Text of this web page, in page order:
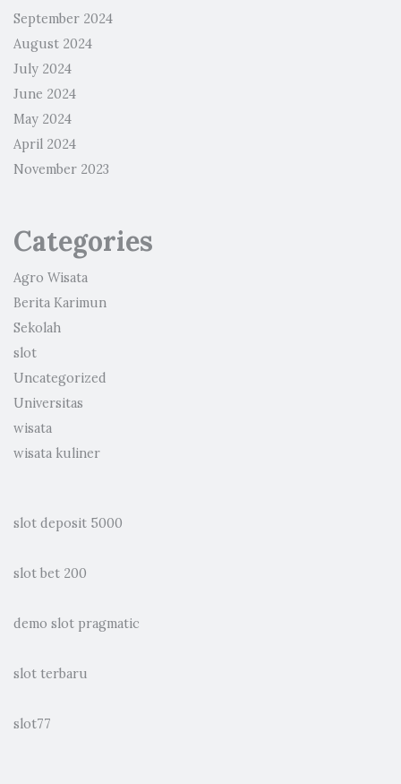
September 2024
August 2024
July 2024
June 2024
May 2024
April 2024
November 2023
Categories
Agro Wisata
Berita Karimun
Sekolah
slot
Uncategorized
Universitas
wisata
wisata kuliner
slot deposit 5000
slot bet 200
demo slot pragmatic
slot terbaru
slot77